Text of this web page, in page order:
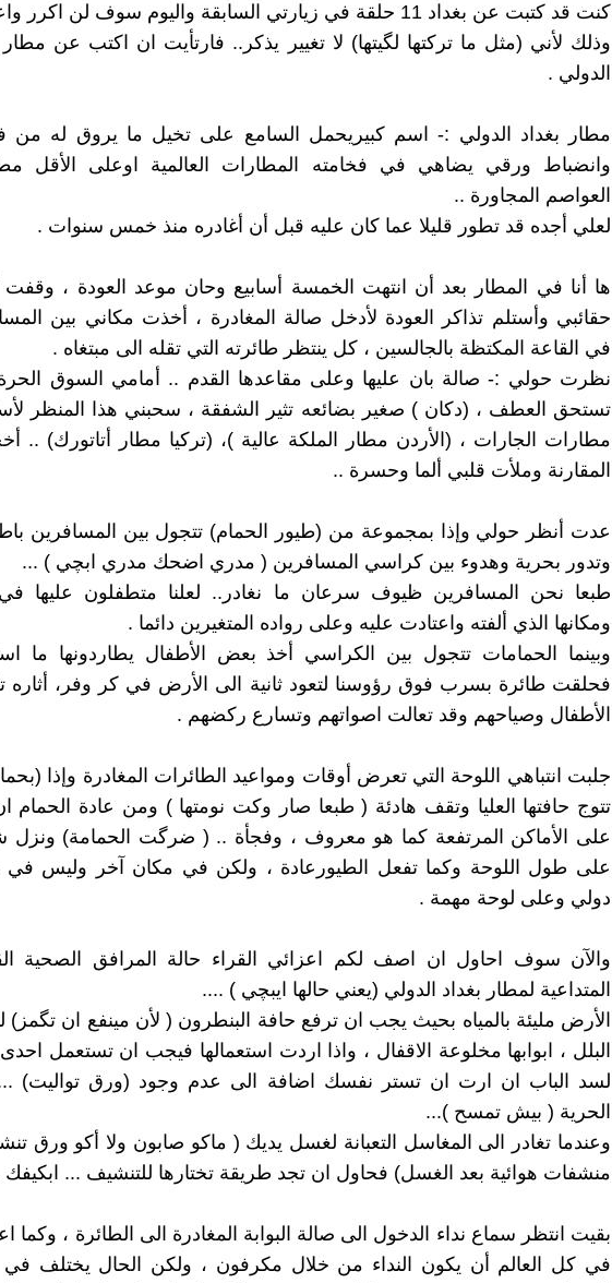
كنت قد كتبت عن بغداد 11 حلقة في زيارتي السابقة واليوم سوف لن اكرر واعيد
وذلك لأني (مثل ما تركتها لگيتها) لا تغيير يذكر.. فارتأيت ان اكتب عن مطار
الدولي .
مطار بغداد الدولي :- اسم كبيريحمل السامع على تخيل ما يروق له من
وانضباط ورقي يضاهي في فخامته المطارات العالمية اوعلى الأقل
العواصم المجاورة ..
لعلي أجده قد تطور قليلا عما كان عليه قبل أن أغادره منذ خمس سنوات .
ها أنا في المطار بعد أن انتهت الخمسة أسابيع وحان موعد العودة ،
حقائبي وأستلم تذاكر العودة لأدخل صالة المغادرة ، أخذت مكاني بين
في القاعة المكتظة بالجالسين ، كل ينتظر طائرته التي تقله الى مبتغاه .
نظرت حولي :- صالة بان عليها وعلى مقاعدها القدم .. أمامي السوق
تستحق العطف ، (دكان ) صغير بضائعه تثير الشفقة ، سحبني هذا المنظر
مطارات الجارات ، (الأردن مطار الملكة عالية )، (تركيا مطار أتاتورك) ..
المقارنة وملأت قلبي ألما وحسرة ..
عدت أنظر حولي وإذا بمجموعة من (طيور الحمام) تتجول بين المسافرين
وتدور بحرية وهدوء بين كراسي المسافرين ( مدري اضحك مدري ابچي ) ...
طبعا نحن المسافرين ظيوف سرعان ما نغادر.. لعلنا متطفلون عليها في
ومكانها الذي ألفته واعتادت عليه وعلى رواده المتغيرين دائما .
وبينما الحمامات تتجول بين الكراسي أخذ بعض الأطفال يطاردونها ما
فحلقت طائرة بسرب فوق رؤوسنا لتعود ثانية الى الأرض في كر وفر، أثاره
الأطفال وصياحهم وقد تعالت اصواتهم وتسارع ركضهم .
جلبت انتباهي اللوحة التي تعرض أوقات ومواعيد الطائرات المغادرة وإذا
تتوج حافتها العليا وتقف هادئة ( طبعا صار وكت نومتها ) ومن عادة الحمام
على الأماكن المرتفعة كما هو معروف ، وفجأة .. ( ضرگت الحمامة) ونزل
على طول اللوحة وكما تفعل الطيورعادة ، ولكن في مكان آخر وليس في
دولي وعلى لوحة مهمة .
والآن سوف احاول ان اصف لكم اعزائي القراء حالة المرافق الصحية
المتداعية لمطار بغداد الدولي (يعني حالها ايبچي ) ....
الأرض مليئة بالمياه بحيث يجب ان ترفع حافة البنطرون ( لأن مينفع ان تگمز)
البلل ، ابوابها مخلوعة الاقفال ، واذا اردت استعمالها فيجب ان تستعمل
لسد الباب ان ارت ان تستر نفسك اضافة الى عدم وجود (ورق تواليت)
الحرية ( بيش تمسح )...
وعندما تغادر الى المغاسل التعبانة لغسل يديك ( ماكو صابون ولا أكو ورق
منشفات هوائية بعد الغسل) فحاول ان تجد طريقة تختارها للتنشيف ... ابكيفك
بقيت انتظر سماع نداء الدخول الى صالة البوابة المغادرة الى الطائرة ، وكما
في كل العالم أن يكون النداء من خلال مكرفون ، ولكن الحال يختلف في